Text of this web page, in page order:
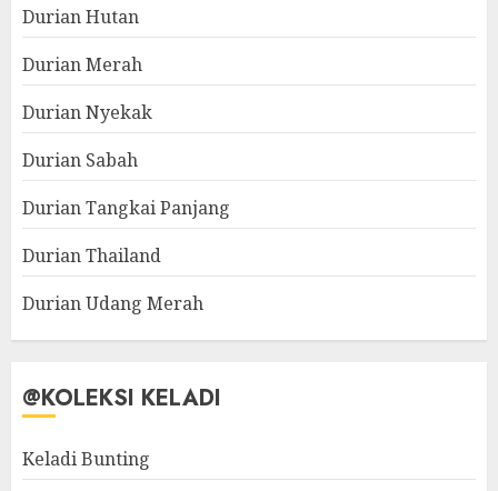
Durian Hutan
Durian Merah
Durian Nyekak
Durian Sabah
Durian Tangkai Panjang
Durian Thailand
Durian Udang Merah
@KOLEKSI KELADI
Keladi Bunting